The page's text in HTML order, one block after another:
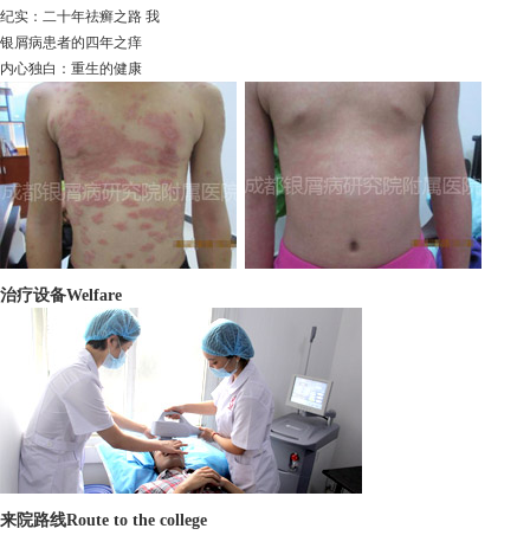
纪实：二十年祛癣之路 我
银屑病患者的四年之痒
内心独白：重生的健康
治疗设备Welfare
来院路线Route to the college